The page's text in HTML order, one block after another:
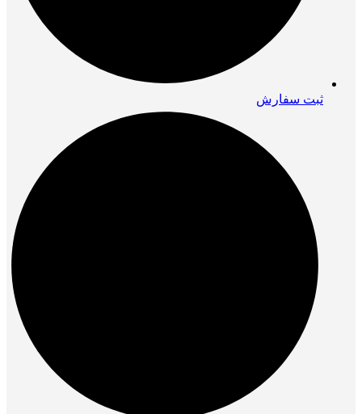
ثبت سفارش